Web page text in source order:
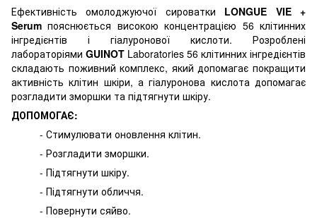
Ефективність омолоджуючої сироватки LONGUE VIE +
Serum пояснюється високою концентрацією 56 клітинних
інгредієнтів і гіалуронової кислоти. Розроблені
лабораторіями GUINOT Laboratories 56 клітинних інгредієнтів
складають поживний комплекс, який допомагає покращити
активність клітин шкіри, а гіалуронова кислота допомагає
розгладити зморшки та підтягнути шкіру.
ДОПОМОГАЄ:
- Стимулювати оновлення клітин.
- Розгладити зморшки.
- Підтягнути шкіру.
- Підтягнути обличчя.
- Повернути сяйво.